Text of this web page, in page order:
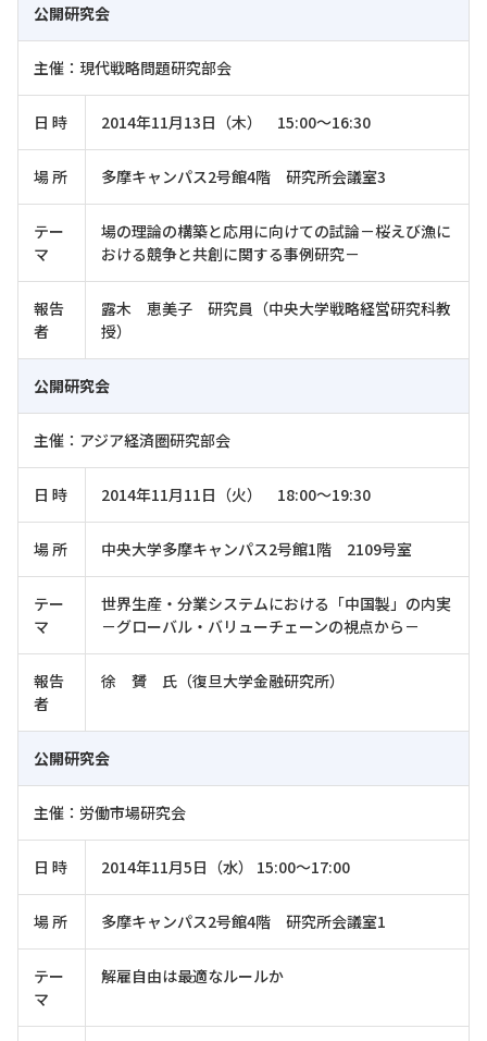
公開研究会
主催：現代戦略問題研究部会
日 時 2014年11月13日（木） 15:00～16:30
場 所 多摩キャンパス2号館4階 研究所会議室3
テー
マ
場の理論の構築と応用に向けての試論－桜えび漁に
おける競争と共創に関する事例研究－
報告
者
露木 恵美子 研究員（中央大学戦略経営研究科教
授）
公開研究会
主催：アジア経済圏研究部会
日 時 2014年11月11日（火） 18:00～19:30
場 所 中央大学多摩キャンパス2号館1階 2109号室
テー
マ
世界生産・分業システムにおける「中国製」の内実
－グローバル・バリューチェーンの視点から－
報告
者
徐 贇 氏（復旦大学金融研究所）
公開研究会
主催：労働市場研究会
日 時 2014年11月5日（水） 15:00～17:00
場 所 多摩キャンパス2号館4階 研究所会議室1
テー
マ
解雇自由は最適なルールか